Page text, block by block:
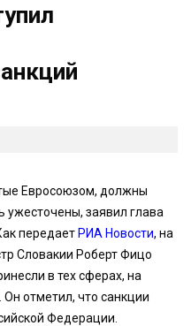
Евросоюзом, должны
ужесточены, заявил глава
передаетРИА Новости, на
Словакии Роберт Фицо
в тех сферах, на
отметил, что санкции
Федерации.